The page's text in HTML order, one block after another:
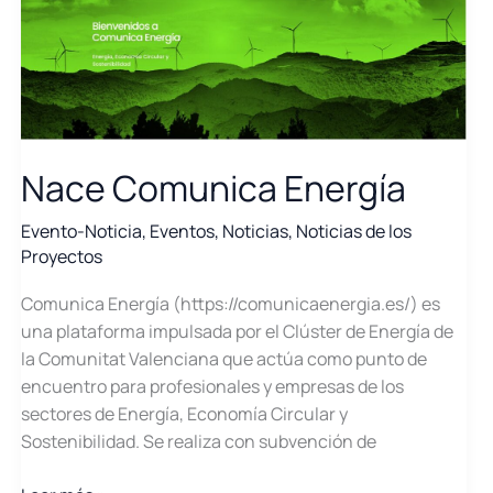
Nace Comunica Energía
Evento-Noticia, Eventos, Noticias, Noticias de los
Proyectos
Comunica Energía (https://comunicaenergia.es/) es
una plataforma impulsada por el Clúster de Energía de
la Comunitat Valenciana que actúa como punto de
encuentro para profesionales y empresas de los
sectores de Energía, Economía Circular y
Sostenibilidad. Se realiza con subvención de